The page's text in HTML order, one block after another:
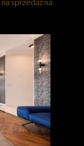
sprzedaż na